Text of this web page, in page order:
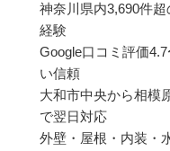
神奈川県内3,690件
経験
Google口コミ評価
い信頼
大和市中央から相
で翌日対応
外壁・屋根・内装